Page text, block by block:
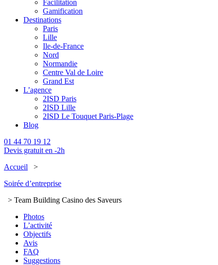
Facilitation
Gamification
Destinations
Paris
Lille
Ile-de-France
Nord
Normandie
Centre Val de Loire
Grand Est
L’agence
2ISD Paris
2ISD Lille
2ISD Le Touquet Paris-Plage
Blog
01 44 70 19 12
Devis gratuit en -2h
Accueil >
Soirée d’entreprise
> Team Building Casino des Saveurs
Photos
L’activité
Objectifs
Avis
FAQ
Suggestions